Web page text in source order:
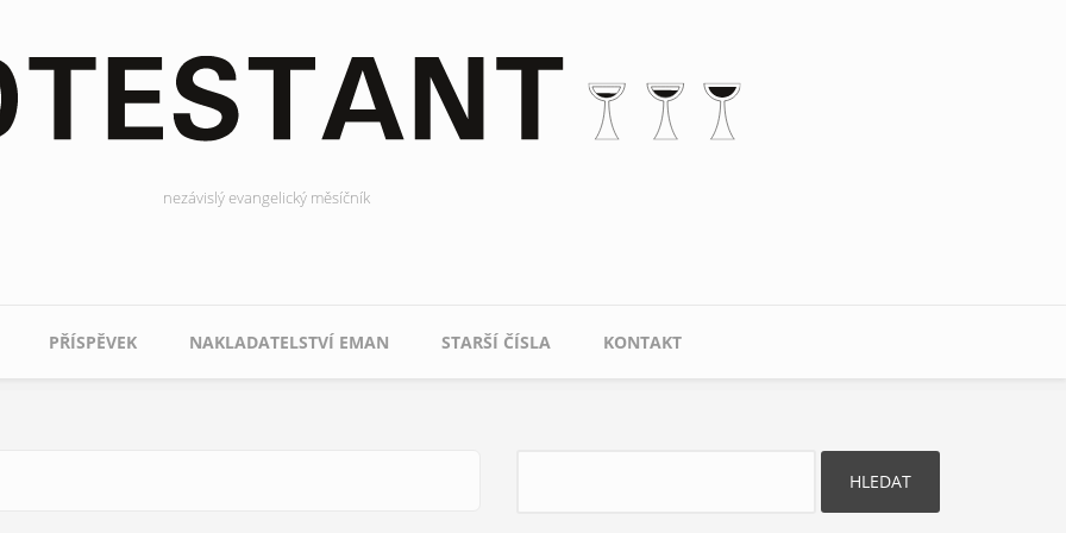
nezávislý evangelický měsíčník
PŘÍSPĚVEK NAKLADATELSTVÍ EMAN STARŠÍ ČÍSLA KONTAKT